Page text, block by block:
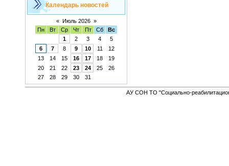
Календарь новостей
« Июль 2026 »
Пн
Вт Ср Чт Пт Сб
Вс
1
2 3 4
5
6
7 8 9 10 11
12
13
14 15 16 17 18
19
20
21 22 23 24 25
26
27
28 29 30 31
АУ СОН ТО "Социально-